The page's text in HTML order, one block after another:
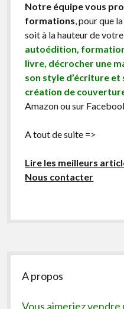
Notre équipe vous
formations, pour que
soit à la hauteur de
autoédition,
livre, décrocher une
son style d’écriture et
création de
Amazon ou sur
A tout de suite =>
Lire les meilleurs
Nous contacter
Sidebar
A propos
Vous aimeriez vendre